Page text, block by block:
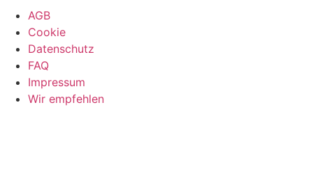
AGB
Cookie
Datenschutz
FAQ
Impressum
Wir empfehlen